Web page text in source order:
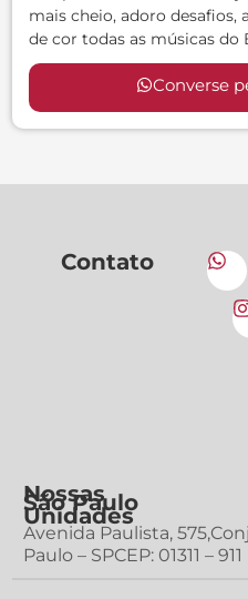
mais cheio, adoro desafios,
de cor todas as músicas do
Converse
Contato
Nossas
Unidades
São Paulo
Avenida Paulista,
Paulo – SPCEP: 01311 – 911